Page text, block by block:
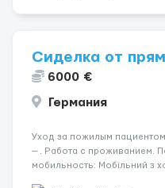
Сиделка от
6000 €
Германия
Уход за пожилым
— . Работа с проживанием.
мобильность: Мобільний з